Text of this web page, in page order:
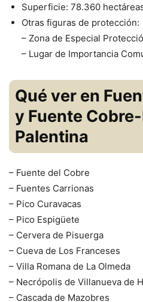
Superficie: 78.360
Otras figuras de protección:
– Zona de Especial
– Lugar de Importancia
Qué ver en
y Fuente
Palentina
– Fuente del Cobre
– Fuentes Carrionas
– Pico Curavacas
– Pico Espigüete
– Cervera de Pisuerga
– Cueva de Los Franceses
– Villa Romana de La Olmeda
– Necrópolis de Villanueva de
– Cascada de Mazobres